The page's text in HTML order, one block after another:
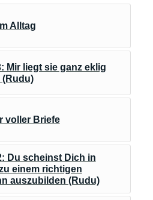
Alltag
Mir liegt sie ganz eklig
(Rudu)
voller Briefe
Du scheinst Dich in
einem richtigen
auszubilden (Rudu)